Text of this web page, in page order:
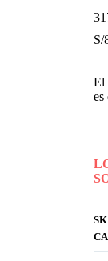
S/
El
es